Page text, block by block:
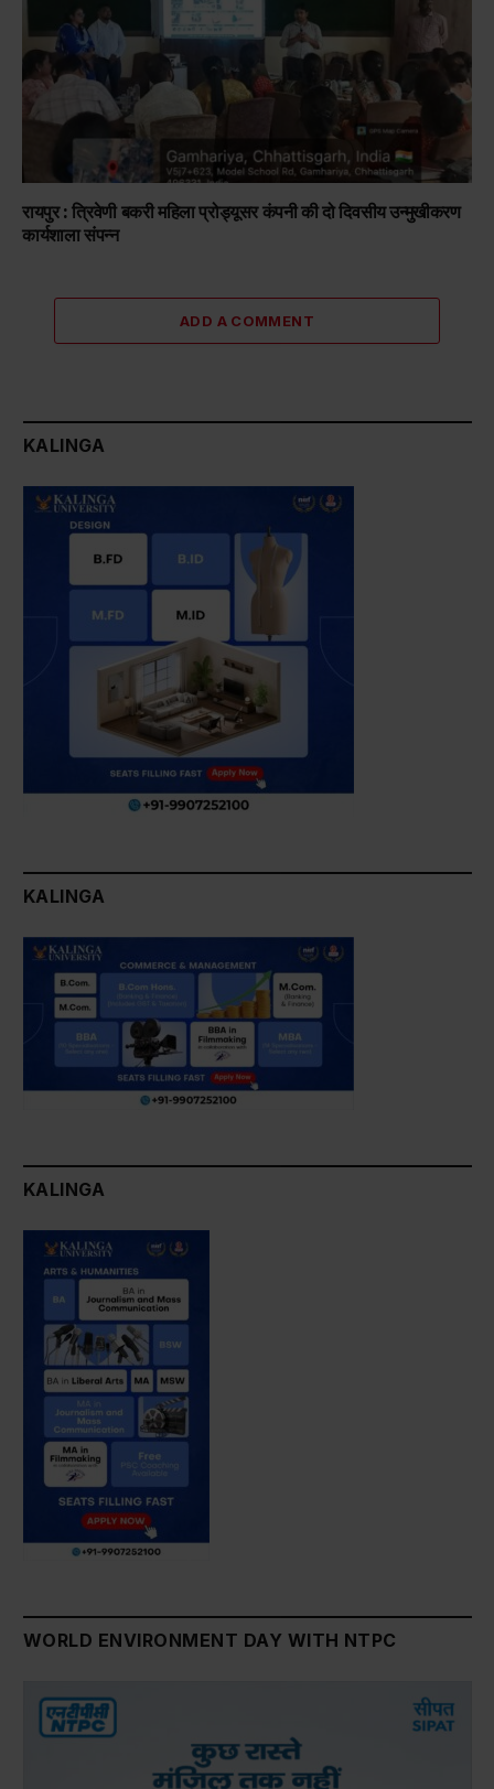
रायपुर : त्रिवेणी बकरी महिला प्रोड्यूसर कंपनी की दो दिवसीय उन्मुखीकरण
कार्यशाला संपन्न
ADD A COMMENT
KALINGA
KALINGA
KALINGA
WORLD ENVIRONMENT DAY WITH NTPC